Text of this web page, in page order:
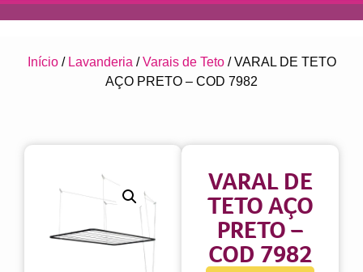
Início/ Lavanderia /Varais de Teto/ VARAL DE TETO
AÇO PRETO – COD 7982
VARAL DE
TETO AÇO
PRETO –
COD 7982